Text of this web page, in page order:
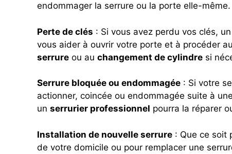
endommager la serrure ou la porte elle-même.
Perte de clés : Si vous avez perdu vos clés, un
vous aider à ouvrir votre porte et à procéder au
serrure ou au changement de cylindre si
Serrure bloquée ou endommagée : Si votre
actionner, coincée ou endommagée suite à
un serrurier professionnel pourra la réparer
Installation de nouvelle serrure : Que ce soit
de votre domicile ou pour remplacer une